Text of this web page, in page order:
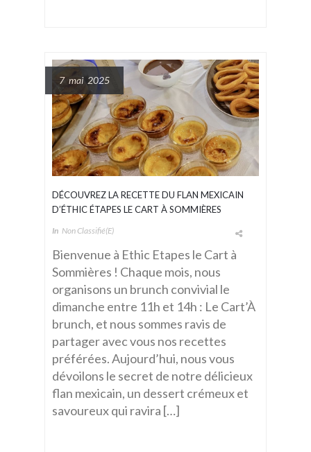
7 mai 2025
DÉCOUVREZ LA RECETTE DU FLAN MEXICAIN
D’ÉTHIC ÉTAPES LE CART À SOMMIÈRES
In Non Classifié(e)
Bienvenue à Ethic Etapes le Cart à
Sommières ! Chaque mois, nous
organisons un brunch convivial le
dimanche entre 11h et 14h : Le Cart’À
brunch, et nous sommes ravis de
partager avec vous nos recettes
préférées. Aujourd’hui, nous vous
dévoilons le secret de notre délicieux
flan mexicain, un dessert crémeux et
savoureux qui ravira […]